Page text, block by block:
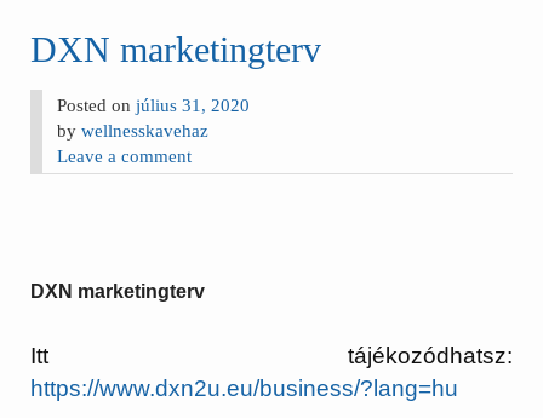
DXN marketingterv
Posted onjúlius 31, 2020
bywellnesskavehaz
Leave a comment
DXN marketingterv
Itt tájékozódhatsz:
https://www.dxn2u.eu/business/?lang=hu